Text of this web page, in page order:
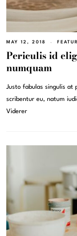
MAY 12, 2018
Periculis id
numquam
Justo fabulas singulis at
scribentur eu, natum
Viderer